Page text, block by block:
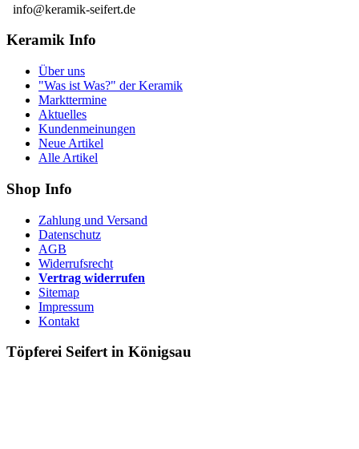
info@keramik-seifert.de
Keramik Info
Über uns
"Was ist Was?" der Keramik
Markttermine
Aktuelles
Kundenmeinungen
Neue Artikel
Alle Artikel
Shop Info
Zahlung und Versand
Datenschutz
AGB
Widerrufsrecht
Vertrag widerrufen
Sitemap
Impressum
Kontakt
Töpferei Seifert in Königsau